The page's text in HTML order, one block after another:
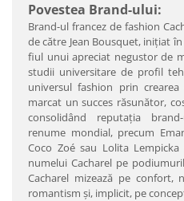
Povestea Brand-ului:
Brand-ul francez de fashion
de către Jean Bousquet, iniţiat
fiul unui apreciat negustor de
studii universitare de profil
universul fashion prin
marcat un succes răsunător,
consolidând reputaţia
renume mondial, precum
Coco Zoé sau Lolita
numelui Cacharel pe
Cacharel mizează pe confort,
romantism şi, implicit, pe